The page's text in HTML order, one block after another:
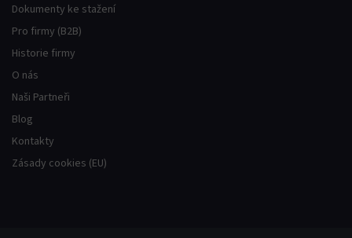
Dokumenty ke stažení
Pro firmy (B2B)
Historie firmy
O nás
Naši Partneři
Blog
Kontakty
Zásady cookies (EU)